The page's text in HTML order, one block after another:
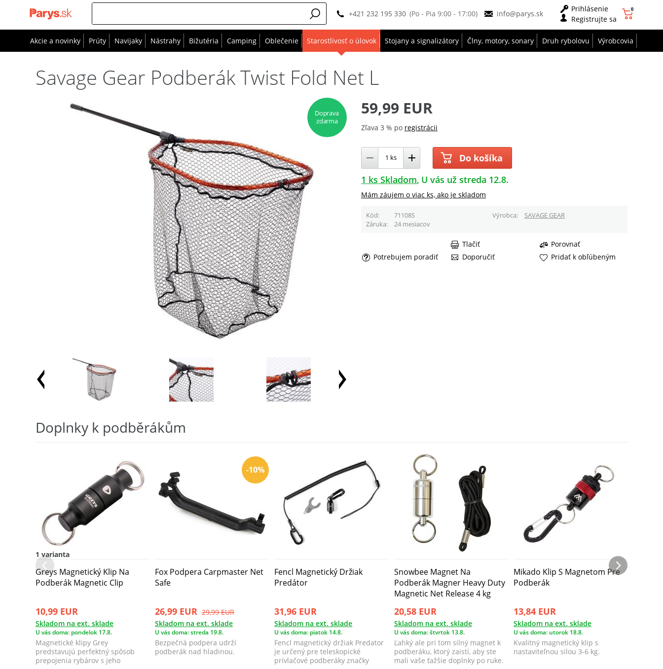
+421 232 195 330 (Po - Pia 9:00 - 17:00) info@parys.sk
Prihlásenie
Registrujte sa
0
Akcie a novinky Prúty Navijaky Nástrahy Bižutéria Camping Oblečenie Starostlivosť o úlovok Stojany a signalizátory Člny, motory, sonary Druh rybolovu Výrobcovia
Savage Gear Podberák Twist Fold Net L
Doprava
zdarma
59,99 EUR
Zľava 3 % po registrácii
Do košíka
1 ks Skladom U vás už streda 12.8.
Mám záujem o viac ks, ako je skladom
Kód 71108S Výrobca
SAVAGE GEAR
Záruka
24 mesiacov
Porovnať
Potrebujem poradiť
Doporučiť
Tlačiť
Pridať k obľúbeným
Doplnky k podběrákům
1 varianta
Greys Magnetický Klip Na
Podberák Magnetic Clip
10,99 EUR
Skladom na ext. sklade
U vás doma: pondelok 17.8.
Magnetické klipy Grey
predstavujú perfektný spôsob
prepojenia rybárov s jeho
-10%
Fox Podpera Carpmaster Net
Safe
26,99 EUR 29,99 EUR
Skladom na ext. sklade
U vás doma: streda 19.8.
Bezpečná podpera udrží
podberák nad hladinou.
Fencl Magnetický Držiak
Predátor
31,96 EUR
Skladom na ext. sklade
U vás doma: piatok 14.8.
Fencl magnetický držiak Predator
je určený pre teleskopické
prívlačové podberáky značky
Snowbee Magnet Na
Podberák Magner Heavy Duty
Magnetic Net Release 4 kg
20,58 EUR
Skladom na ext. sklade
U vás doma: štvrtok 13.8.
Ľahký ale pri tom silný magnet k
podberáku, ktorý zaistí, aby ste
mali vaše ťažšie doplnky po ruke.
Mikado Klip S Magnetom Pre
Podberák
13,84 EUR
Skladom na ext. sklade
U vás doma: utorok 18.8.
Kvalitný magnetický klip s
nastaviteľnou silou 3-6 kg.